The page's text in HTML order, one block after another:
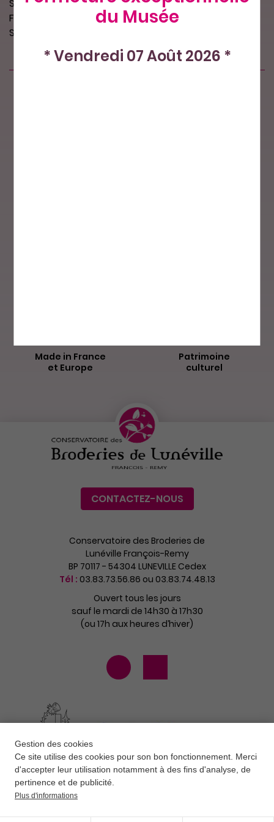
Gestion des cookies
Ce site utilise des cookies pour son bon fonctionnement. Merci
d'accepter leur utilisation notamment à des fins d'analyse, de
pertinence et de publicité.
Plus d'informations
du Musée
* Vendredi 07 Août 2026 *
Sequins "plats" coloris : or
Format : forme spéciale, 102 mm x 5 mm
Sachet de 4 g : environ 27 sequins
Made in France
et Europe
Patrimoine
culturel
CONTACTEZ-NOUS
Conservatoire des Broderies de
Lunéville François-Remy
BP 70117 - 54304 LUNEVILLE Cedex
Tél : 03.83.73.56.86 ou 03.83.74.48.13
Ouvert tous les jours
sauf le mardi de 14h30 à 17h30
(ou 17h aux heures d’hiver)